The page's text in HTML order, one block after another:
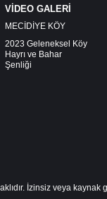
VİDEO GALERİ
MECİDİYE KÖY
2023 Geleneksel Köy
Hayrı ve Bahar
Şenliği
İzinsiz veya